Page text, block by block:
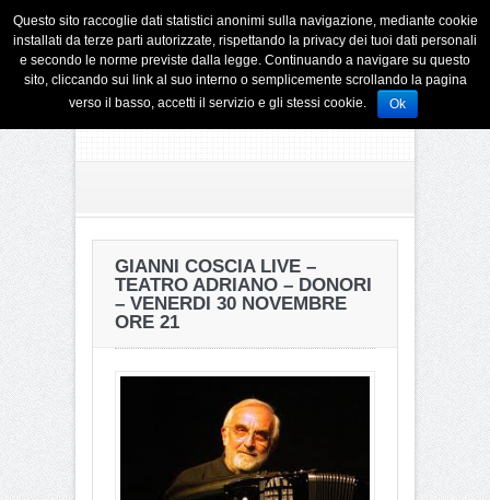
GIANNI COSCIA LIVE –
TEATRO ADRIANO – DONORI
– VENERDI 30 NOVEMBRE
ORE 21
Questo sito raccoglie dati statistici anonimi sulla navigazione, mediante cookie
installati da terze parti autorizzate, rispettando la privacy dei tuoi dati personali
e secondo le norme previste dalla legge. Continuando a navigare su questo
sito, cliccando sui link al suo interno o semplicemente scrollando la pagina
verso il basso, accetti il servizio e gli stessi cookie.
Ok